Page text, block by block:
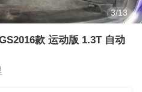
3/13
款 运动版 1.3T 自动